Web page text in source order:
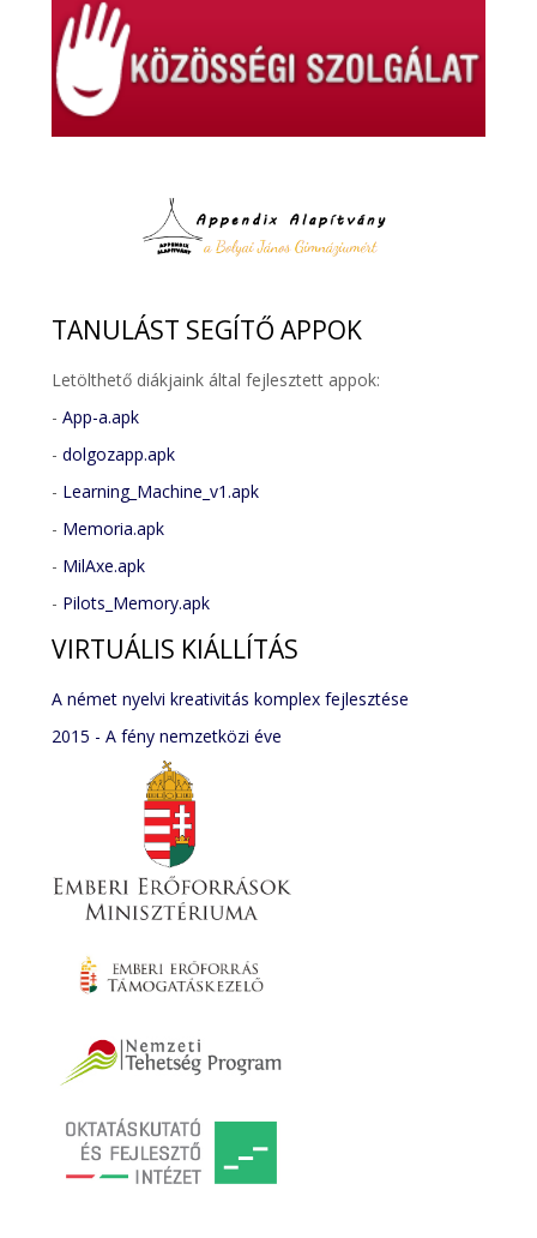
TANULÁST SEGÍTŐ APPOK
Letölthető diákjaink által fejlesztett appok:
-App-a.apk
-dolgozapp.apk
- Learning_Machine_v1.apk
- Memoria.apk
- MilAxe.apk
- Pilots_Memory.apk
VIRTUÁLIS KIÁLLÍTÁS
A német nyelvi kreativitás komplex fejlesztése
2015 - A fény nemzetközi éve